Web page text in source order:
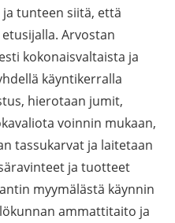
tunteen siitä, että
Arvostan
kokonaisvaltaista ja
käyntikerralla
hierotaan jumit,
voinnin mukaan,
tassukarvat ja laitetaan
ja tuotteet
myymälästä käynnin
ammattitaito ja